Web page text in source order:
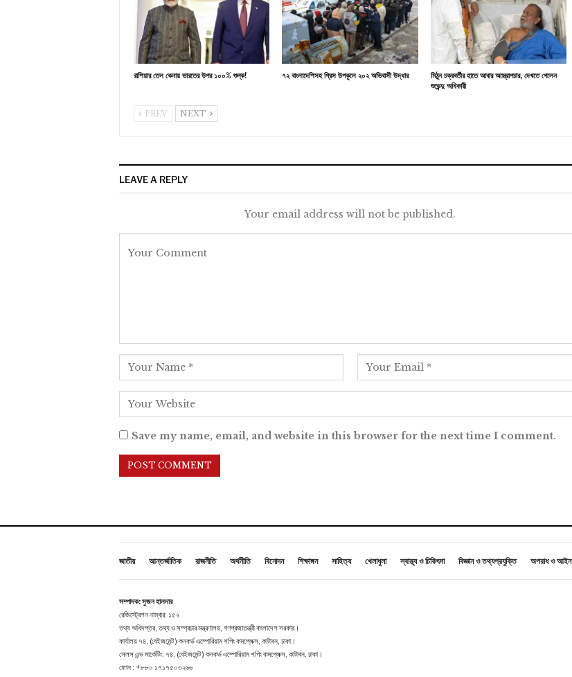
রাশিয়ার তেল কেনায় ভারতের উপর ১০০% শুল্ক! ৭২ বাংলাদেশিসহ গ্রিস উপকূলে ২০২ অভিবাসী উদ্ধার
মিঠুন চক্রবর্তীর হাতে আবার অস্ত্রোপচার, দেখতে গেলেন
শুভেন্দু অধিকারী
PREV NEXT
LEAVE A REPLY
Your email address will not be published.
Save my name, email, and website in this browser for the next time I comment.
জাতীয় আন্তর্জাতিক রাজনীতি অর্থনীতি বিনোদন শিক্ষাঙ্গন সাহিত্য খেলাধুলা স্বাস্থ্য ও চিকিৎসা বিজ্ঞান ও তথ্যপ্রযুক্তি অপরাধ ও আইন
সম্পাদক: সুজন হালদার
রেজিস্ট্রেশন নাম্বার: ১৫২
তথ্য অধিদপ্তর, তথ্য ও সম্প্রচার মন্ত্রণালয়, গণপ্রজাতন্ত্রী বাংলাদেশ সরকার।
কার্যালয় ৭৪, (বেইজমেন্ট ) কনকর্ড এম্পোরিয়াম শপিং কমপ্লেক্স, কাটাবন, ঢাকা।
সেলস এন্ড মার্কেটিং: ৭৪, (বেইজমেন্ট ) কনকর্ড এম্পোরিয়াম শপিং কমপ্লেক্স, কাটাবন, ঢাকা।
ফোন : +৮৮০ ১৭১৭৫০৩২৬৬